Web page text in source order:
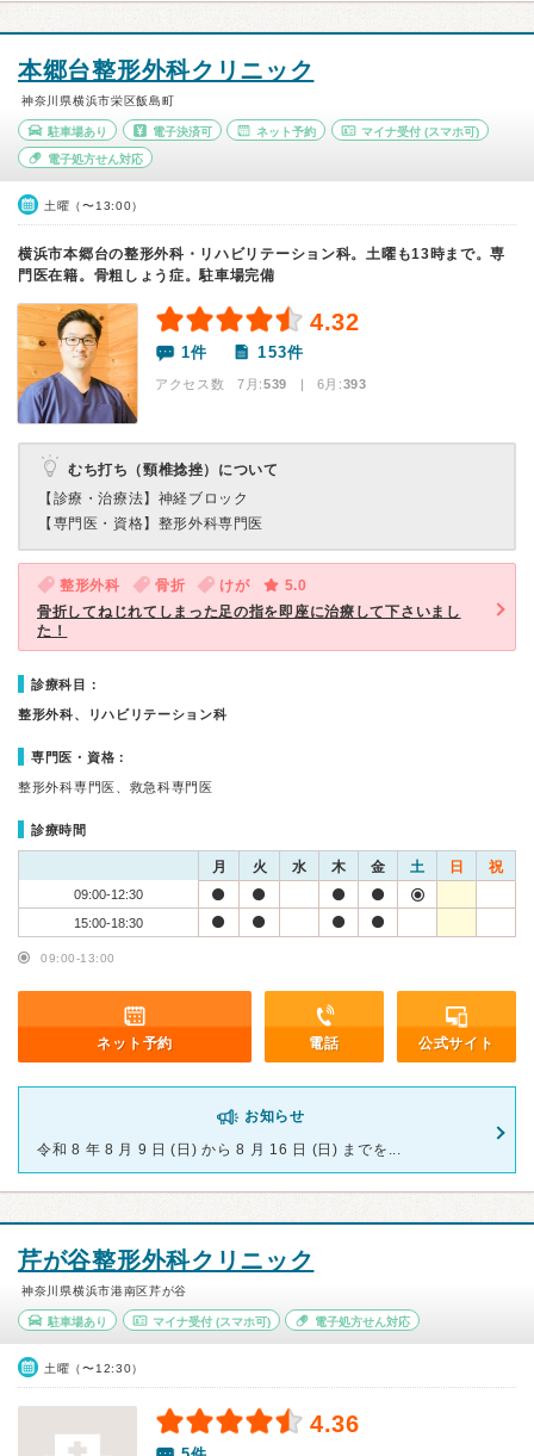
本郷台整形外科クリニック
神奈川県横浜市栄区飯島町
駐車場あり 電子決済可 ネット予約 マイナ受付 (スマホ可)
電子処方せん対応
土曜（〜13:00）
横浜市本郷台の整形外科・リハビリテーション科。土曜も13時まで。専
門医在籍。骨粗しょう症。駐車場完備
4.32
1件 153件
アクセス数 7月:539 | 6月:393
むち打ち（頸椎捻挫）について
【診療・治療法】 神経ブロック
【専門医・資格】 整形外科専門医
整形外科 骨折 けが
5.0
骨折してねじれてしまった足の指を即座に治療して下さいまし
た！
診療科目：
整形外科、リハビリテーション科
専門医・資格：
整形外科専門医、救急科専門医
診療時間
月 火 水 木 金 土 日 祝
09:00-12:30
15:00-18:30
09:00-13:00
ネット予約 電話 公式サイト
お知らせ
令和 8 年 8 月 9 日 (日) から 8 月 16 日 (日) までを...
芹が谷整形外科クリニック
神奈川県横浜市港南区芹が谷
駐車場あり マイナ受付(スマホ可) 電子処方せん対応
土曜（〜12:30）
4.36